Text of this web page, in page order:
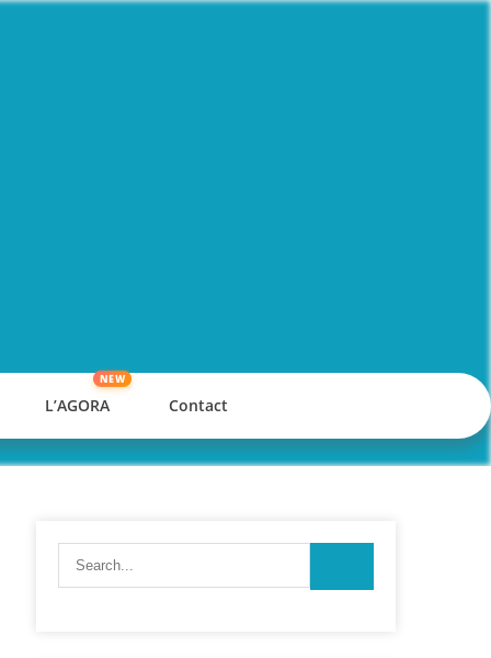
L’AGORA Contact